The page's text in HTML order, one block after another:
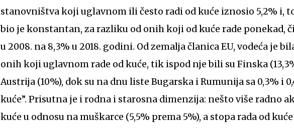
stanovništva koji uglavnom ili često radi od kuće iznosio 5,2% i,
bio je konstantan, za razliku od onih koji od kuće rade ponekad,
u 2008. na 8,3% u 2018. godini. Od zemalja članica EU, vodeća je
onih koji uglavnom rade od kuće, tik ispod nje bili su Finska
Austrija (10%), dok su na dnu liste Bugarska i Rumunija sa 0,3% i
kuće”. Prisutna je i rodna i starosna dimenzija: nešto više radno
kuće u odnosu na muškarce (5,5% prema 5%), a stopa rada od